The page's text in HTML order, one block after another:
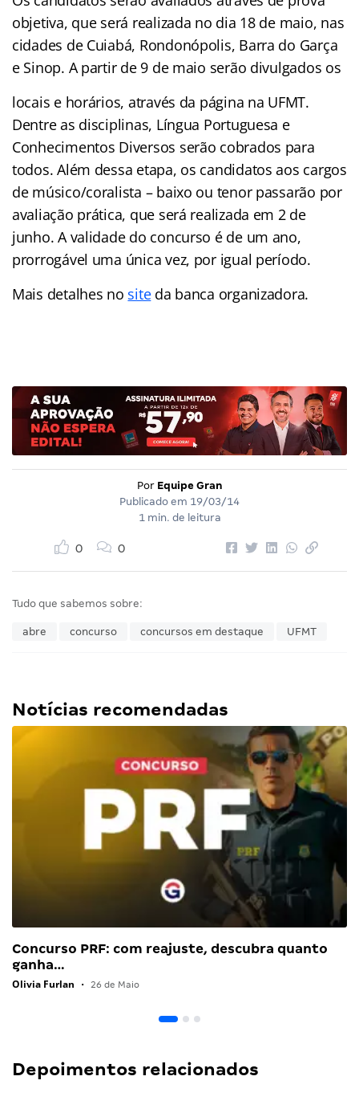
objetiva, que será realizada no dia 18 de maio, nas
cidades de Cuiabá, Rondonópolis, Barra do Garça
e Sinop. A partir de 9 de maio serão divulgados os
locais e horários, através da página na UFMT.
Dentre as disciplinas, Língua Portuguesa e
Conhecimentos Diversos serão cobrados para
todos. Além dessa etapa, os candidatos aos cargos
de músico/coralista – baixo ou tenor passarão por
avaliação prática, que será realizada em 2 de
junho. A validade do concurso é de um ano,
prorrogável uma única vez, por igual período.
Mais detalhes no siteda banca organizadora.
Por Equipe Gran
Publicado em 19/03/14
1 min. de leitura
0 0
Tudo que sabemos sobre:
abre concurso concursos em destaque UFMT
Notícias recomendadas
Concurso PRF: com reajuste, descubra quanto
ganha…
Olivia Furlan • 26 de Maio
Depoimentos relacionados